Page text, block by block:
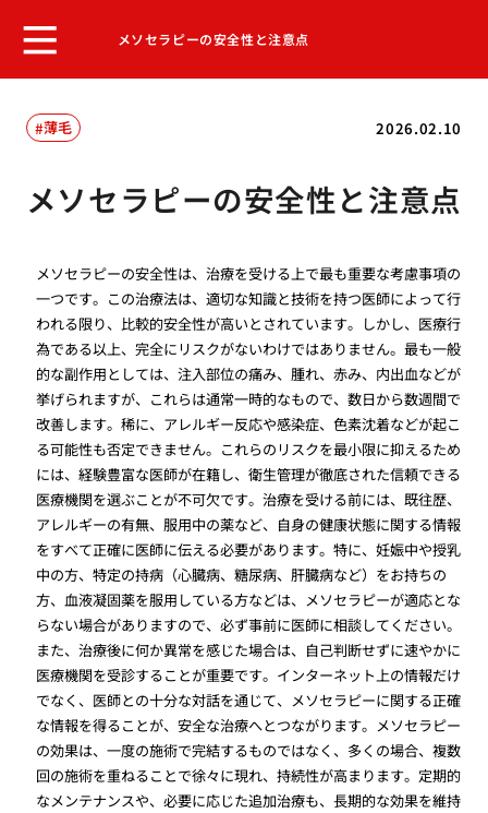
メソセラピーの安全性と注意点
2026.02.10
薄毛
メソセラピーの安全性と注意点
メソセラピーの安全性は、治療を受ける上で最も重要な考慮事項の
一つです。この治療法は、適切な知識と技術を持つ医師によって行
われる限り、比較的安全性が高いとされています。しかし、医療行
為である以上、完全にリスクがないわけではありません。最も一般
的な副作用としては、注入部位の痛み、腫れ、赤み、内出血などが
挙げられますが、これらは通常一時的なもので、数日から数週間で
改善します。稀に、アレルギー反応や感染症、色素沈着などが起こ
る可能性も否定できません。これらのリスクを最小限に抑えるため
には、経験豊富な医師が在籍し、衛生管理が徹底された信頼できる
医療機関を選ぶことが不可欠です。治療を受ける前には、既往歴、
アレルギーの有無、服用中の薬など、自身の健康状態に関する情報
をすべて正確に医師に伝える必要があります。特に、妊娠中や授乳
中の方、特定の持病（心臓病、糖尿病、肝臓病など）をお持ちの
方、血液凝固薬を服用している方などは、メソセラピーが適応とな
らない場合がありますので、必ず事前に医師に相談してください。
また、治療後に何か異常を感じた場合は、自己判断せずに速やかに
医療機関を受診することが重要です。インターネット上の情報だけ
でなく、医師との十分な対話を通じて、メソセラピーに関する正確
な情報を得ることが、安全な治療へとつながります。メソセラピー
の効果は、一度の施術で完結するものではなく、多くの場合、複数
回の施術を重ねることで徐々に現れ、持続性が高まります。定期的
なメンテナンスや、必要に応じた追加治療も、長期的な効果を維持